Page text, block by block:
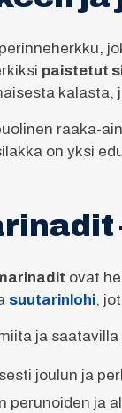
paistetut
raaka-
on yksi
ovat
suutarinlohi,
ja
joulun ja
perunoiden ja